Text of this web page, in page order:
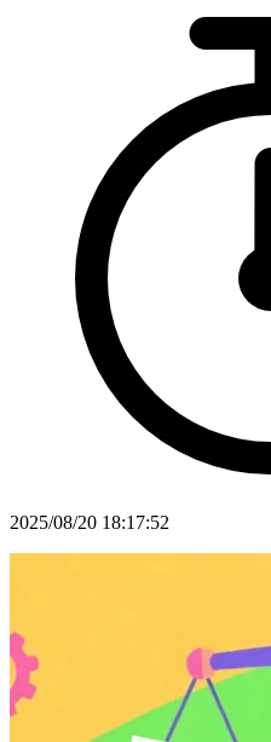
2025/08/20 18:17:52